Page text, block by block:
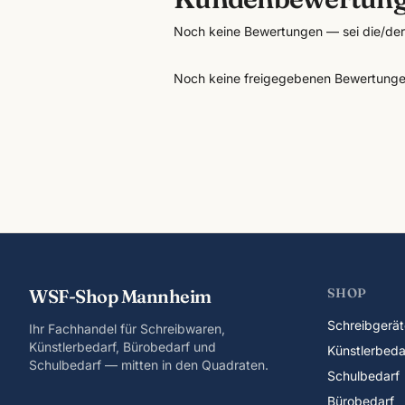
Noch keine Bewertungen — sei die/
Noch keine freigegebenen
WSF-Shop Mannheim
Ihr Fachhandel für Schreibwaren,
Künstlerbedarf, Bürobedarf und
Schulbedarf — mitten in den Quadraten.
SHOP
Schulbedarf
Bürobedarf